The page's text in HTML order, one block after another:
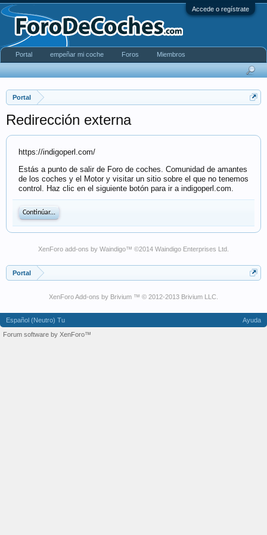
Accede o regístrate
Portal
Redirección externa
https://indigoperl.com/
Estás a punto de salir de Foro de coches. Comunidad de amantes
de los coches y el Motor y visitar un sitio sobre el que no tenemos
control. Haz clic en el siguiente botón para ir a indigoperl.com.
Continúar...
XenForo add-ons by Waindigo™ ©2014 Waindigo Enterprises Ltd
Portal
XenForo Add-ons by Brivium ™ © 2012-2013 Brivium LLC.
Portal empeñar mi coche Foros Miembros
Español (Neutro) Tu
Ayuda
Forum software by XenForo™